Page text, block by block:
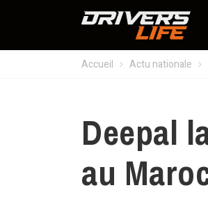
Accueil Actu nationale
Deepal
au